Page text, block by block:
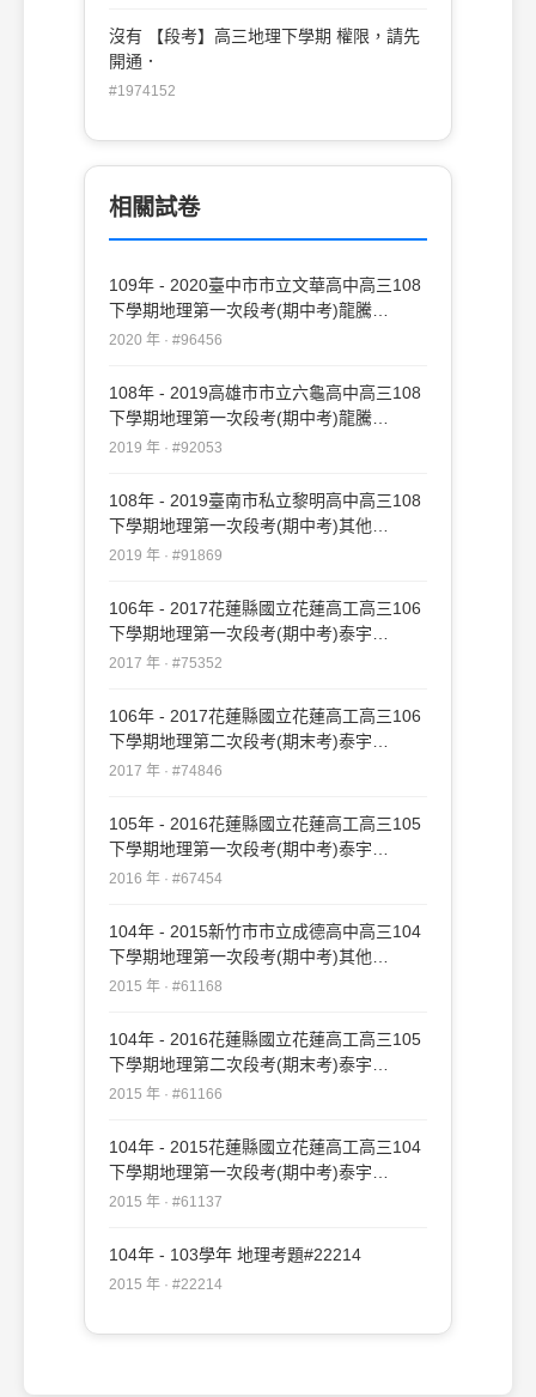
沒有 【段考】高三地理下學期 權限，請先
開通．
#1974152
相關試卷
109年 - 2020臺中市市立文華高中高三108
下學期地理第一次段考(期中考)龍騰
#96456
2020 年 · #96456
108年 - 2019高雄市市立六龜高中高三108
下學期地理第一次段考(期中考)龍騰
#92053
2019 年 · #92053
108年 - 2019臺南市私立黎明高中高三108
下學期地理第一次段考(期中考)其他
#91869
2019 年 · #91869
106年 - 2017花蓮縣國立花蓮高工高三106
下學期地理第一次段考(期中考)泰宇
#75352
2017 年 · #75352
106年 - 2017花蓮縣國立花蓮高工高三106
下學期地理第二次段考(期末考)泰宇
#74846
2017 年 · #74846
105年 - 2016花蓮縣國立花蓮高工高三105
下學期地理第一次段考(期中考)泰宇
#67454
2016 年 · #67454
104年 - 2015新竹市市立成德高中高三104
下學期地理第一次段考(期中考)其他
#61168
2015 年 · #61168
104年 - 2016花蓮縣國立花蓮高工高三105
下學期地理第二次段考(期末考)泰宇
#61166
2015 年 · #61166
104年 - 2015花蓮縣國立花蓮高工高三104
下學期地理第一次段考(期中考)泰宇
#61137
2015 年 · #61137
104年 - 103學年 地理考題#22214
2015 年 · #22214